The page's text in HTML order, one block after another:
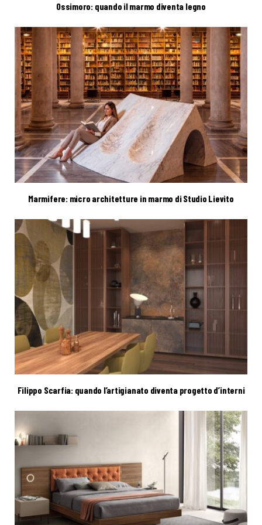
Ossimoro: quando il marmo diventa legno
Marmifere: micro architetture in marmo di Studio Lievito
Filippo Scarfia: quando l’artigianato diventa progetto d’interni